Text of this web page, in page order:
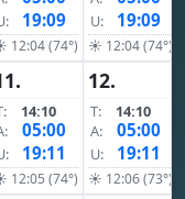
19:09
12:04 (74°)
U: 19:09
☀ 12:04 (74°)
14:10
05:00
19:11
12:05 (74°)
12.
T:
14:10
A:
05:00
U: 19:11
☀ 12:06 (73°)